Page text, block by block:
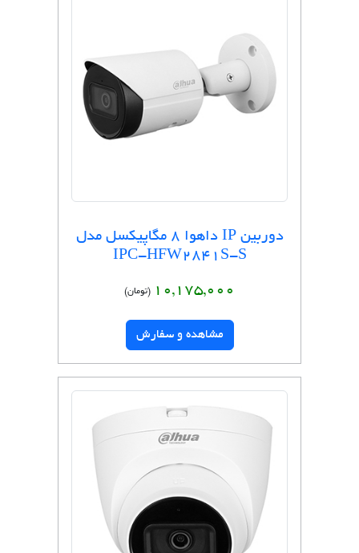
دوربین IP داهوا 8 مگاپیکسل مدل
IPC-HFW2841S-S
10,175,000 (تومان)
مشاهده و سفارش